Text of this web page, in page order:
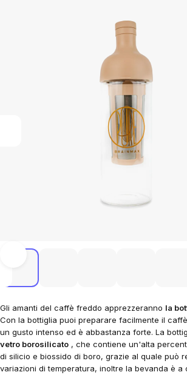
Gli amanti del caffè freddo apprezzeranno la
Con la bottiglia puoi preparare facilmente il
un gusto intenso ed è abbastanza forte. La
vetro borosilicato , che contiene un'alta
di silicio e biossido di boro, grazie al quale può
variazioni di temperatura, inoltre la bevanda è a